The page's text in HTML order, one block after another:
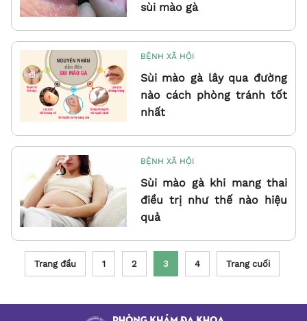
sùi mào gà
BỆNH XÃ HỘI
Sùi mào gà lây qua đường
nào cách phòng tránh tốt
nhất
BỆNH XÃ HỘI
Sùi mào gà khi mang thai
điều trị như thế nào hiệu
quả
Trang đầu 1 2 3 4 Trang cuối